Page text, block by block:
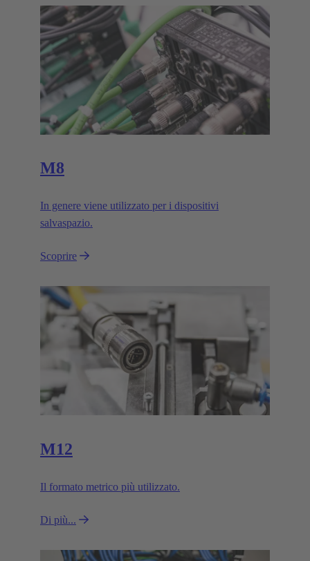
M8
In genere viene utilizzato per i dispositivi
salvaspazio.
Scoprire
M12
Il formato metrico più utilizzato.
Di più...